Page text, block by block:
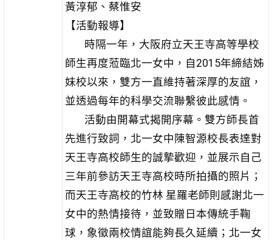
黃淳郁、蔡惟安
【活動報導】
時隔一年，大阪府立天王寺高等學校
師生再度蒞臨北一女中，自2015年締結姊
妹校以來，雙方一直維持著深厚的友誼，
並透過每年的科學交流聯繫彼此感情。
活動由開幕式揭開序幕。雙方師長首
先進行致詞，北一女中陳智源校長表達對
天王寺高校師生的誠摯歡迎，並展示自己
三年前參訪天王寺高校時所拍攝的照片；
而天王寺高校的竹林 星羅老師則感謝北一
女中的熱情接待，並致贈日本傳統手鞠
球，象徵兩校情誼能夠長久延續；北一女